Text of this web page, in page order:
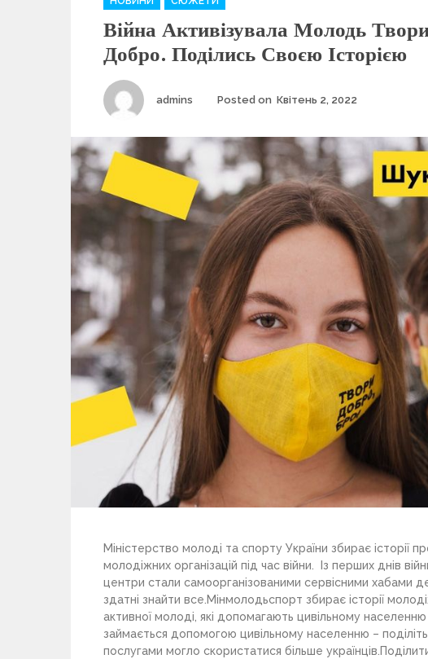
a
e
g
o
r
Війна Активізувала Молодь
Добро. Поділись Своєю Історією
Author
admins Posted on Квітень 2, 2022
Міністерство молоді та спорту України збирає історії
молодіжних організацій під час війни. Із перших днів
центри стали самоорганізованими сервісними хабами
здатні знайти все.Мінмолодьспорт збирає історії
активної молоді, які допомагають цивільному
займається допомогою цивільному населенню –
послугами могло скористатися більше